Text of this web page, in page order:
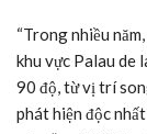
“Trong nhiều
khu vực Palau de
90 độ, từ vị trí
phát hiện độc